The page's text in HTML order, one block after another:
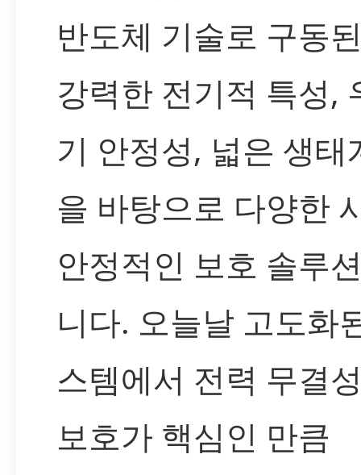
반도체 기술로 구동
강력한 전기적 특성,
기 안정성, 넓은 생태
을 바탕으로 다양한
안정적인 보호 솔루
니다. 오늘날 고도화
스템에서 전력 무결
보호가 핵심인 만큼